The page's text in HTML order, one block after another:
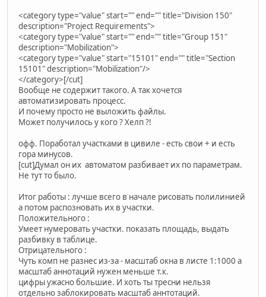
<category type="value" start="" end="" title="Division 150"
description="Project Requirements">
<category type="value" start="" end="" title="Group 151"
description="Mobilization">
<category type="value" start="15101" end="" title="Section
15101" description="Mobilization"/>
</category>[/cut]
Вообще не содержит такого. А так хочется
автоматизировать процесс.
И почему просто не выложить файлы.
Может получилось у кого ? Хелп ?!
офф. Поработал участками в цивиле - есть свои + и есть
гора минусов.
[cut]Думал он их автоматом разбивает их по параметрам.
Не тут то было.
Итог работы : лучше всего в начале рисовать полилинией
а потом распозновать их в участки.
Положительного :
Умеет нумеровать участки. показать площадь, выдать
разбивку в таблице.
Отрицательного :
Чуть комп не разнес из-за - масштаб окна в листе 1:1000 а
масштаб аннотаций нужен меньше т.к.
цифры ужасно большие. И хоть ты тресни нельзя
отдельно заблокировать масштаб аннтотаций.